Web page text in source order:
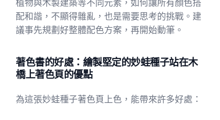
植物與木製建築等不同元素，如何讓所有顏色搭
配和諧，不顯得雜亂，也是需要思考的挑戰。建
議事先規劃好整體配色方案，再開始動筆。
著色書的好處：繪製堅定的妙蛙種子站在木
橋上著色頁的優點
為這張妙蛙種子著色頁上色，能帶來許多好處：